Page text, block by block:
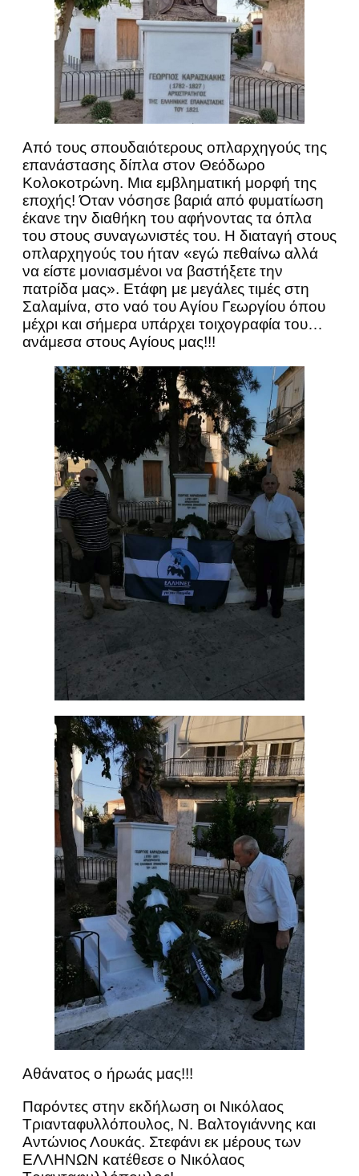
Από τους σπουδαιότερους οπλαρχηγούς της
επανάστασης δίπλα στον Θεόδωρο
Κολοκοτρώνη. Μια εμβληματική μορφή της
εποχής! Όταν νόσησε βαριά από φυματίωση
έκανε την διαθήκη του αφήνοντας τα όπλα
του στους συναγωνιστές του. Η διαταγή στους
οπλαρχηγούς του ήταν «εγώ πεθαίνω αλλά
να είστε μονιασμένοι να βαστήξετε την
πατρίδα μας». Ετάφη με μεγάλες τιμές στη
Σαλαμίνα, στο ναό του Αγίου Γεωργίου όπου
μέχρι και σήμερα υπάρχει τοιχογραφία του…
ανάμεσα στους Αγίους μας!!!
Αθάνατος ο ήρωάς μας!!!
Παρόντες στην εκδήλωση οι Νικόλαος
Τριανταφυλλόπουλος, Ν. Βαλτογιάννης και
Αντώνιος Λουκάς. Στεφάνι εκ μέρους των
ΕΛΛΗΝΩΝ κατέθεσε ο Νικόλαος